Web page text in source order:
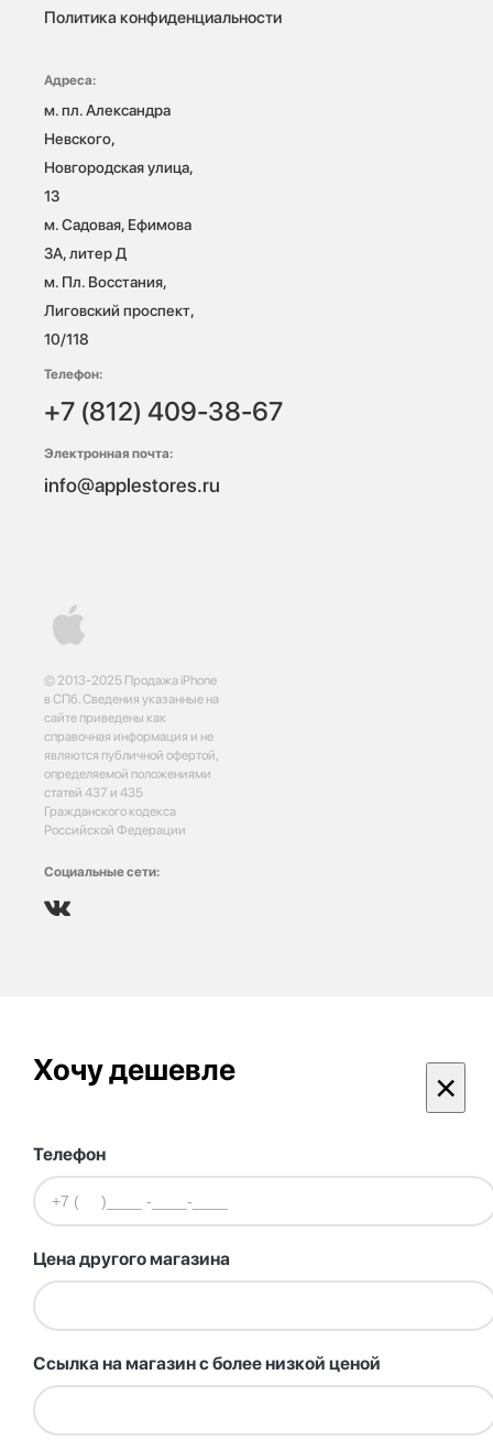
© 2013-2025 Продажа iPhone
в СПб. Сведения указанные на
сайте приведены как
справочная информация и не
являются публичной офертой,
определяемой положениями
статей 437 и 435
Гражданского кодекса
Российской Федерации
Социальные сети:
Политика конфиденциальности
Адреса:
м. пл. Александра
Невского,
Новгородская улица,
13
м. Садовая, Ефимова
3А, литер Д
м. Пл. Восстания,
Лиговский проспект,
10/118
Телефон:
+7 (812) 409-38-67
Электронная почта:
info@applestores.ru
Хочу дешевле ×
Телефон
Цена другого магазина
Ссылка на магазин с более низкой ценой